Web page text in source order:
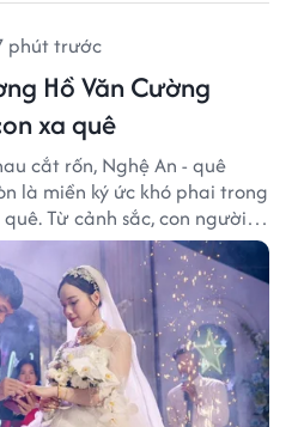
phút trước
Hồ Văn Cường
xa quê
cắt rốn, Nghệ An - quê
là miền ký ức khó phai trong
Từ cảnh sắc, con người
cả đều trở thành những
ngày trở về.